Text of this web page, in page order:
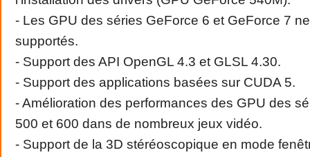
- Les GPU des séries GeForce 6 et GeForce 7
supportés.
- Support des API OpenGL 4.3 et GLSL 4.30.
- Support des applications basées sur CUDA 5.
- Amélioration des performances des GPU des
500 et 600 dans de nombreux jeux vidéo.
- Support de la 3D stéréoscopique en mode